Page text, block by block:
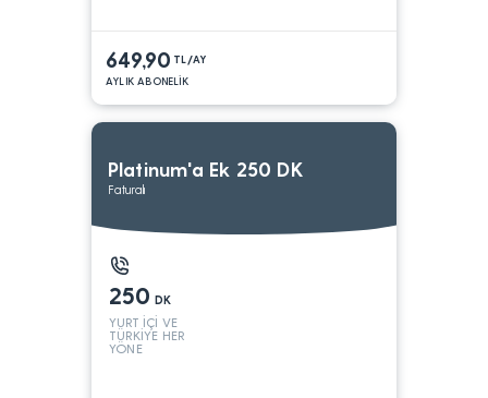
649,90 TL/AY
AYLIK ABONELİK
Platinum'a Ek 250 DK
Faturalı
250 DK
YURT İÇİ VE
TÜRKİYE HER
YÖNE